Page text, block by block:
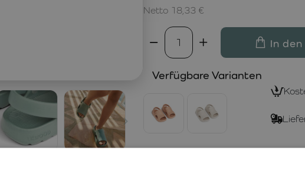
Netto 18,33 €
In
Verfügbare Varianten